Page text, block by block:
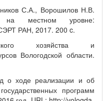
С.А., Ворошилов Н.В.
на местном уровне:
РАН, 2017. 200 c.
хозяйства и
Вологодской области.
о ходе реализации и об
программ